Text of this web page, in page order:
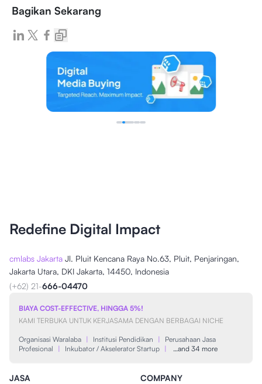
Bagikan Sekarang
Redefine Digital Impact
cmlabs Jakarta Jl. Pluit Kencana Raya No.63, Pluit, Penjaringan,
Jakarta Utara, DKI Jakarta, 14450, Indonesia
(+62) 21-666-04470
BIAYA COST-EFFECTIVE, HINGGA 5%!
KAMI TERBUKA UNTUK KERJASAMA DENGAN BERBAGAI NICHE
Organisasi Waralaba | Institusi Pendidikan |
Perusahaan Jasa
Profesional
| Inkubator / Akselerator Startup | …and 34 more
JASA COMPANY